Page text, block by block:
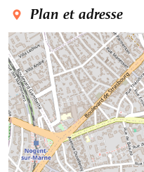
Plan et adresse